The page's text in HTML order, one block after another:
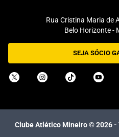
Rua Cristina Maria de
Belo Horizonte -
SEJA SÓCIO
Clube Atlético Mineiro ©2026-